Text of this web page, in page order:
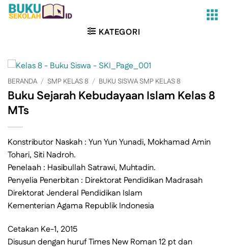
Skip
KATEGORI
BERANDA / SMP KELAS 8 / BUKU SISWA SMP KELAS 8
Buku Sejarah Kebudayaan Islam Kelas 8
MTs
Konstributor Naskah : Yun Yun Yunadi, Mokhamad Amin
Tohari, Siti Nadroh.
Penelaah : Hasibullah Satrawi, Muhtadin.
Penyelia Penerbitan : Direktorat Pendidikan Madrasah
Direktorat Jenderal Pendidikan Islam
Kementerian Agama Republik Indonesia
Cetakan Ke-1, 2015
Disusun dengan huruf Times New Roman 12 pt dan